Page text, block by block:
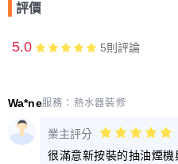
評價
5.0 5則評論
Wa*ne服務： 熱水器裝修
業主評分
很滿意新按裝的抽油煙